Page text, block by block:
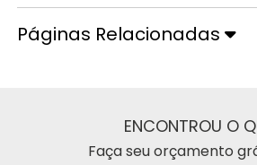
Páginas Relacionadas
ENCONTROU O
Faça seu orçamento